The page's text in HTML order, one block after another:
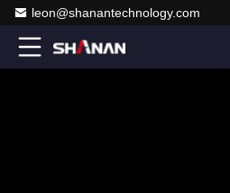
leon@shanantechnology.com